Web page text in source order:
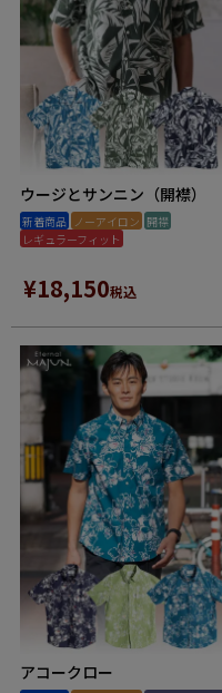
ウージとサンニン（開襟）
新着商品 ノーアイロン 開襟
レギュラーフィット
¥18,150税込
アコークロー